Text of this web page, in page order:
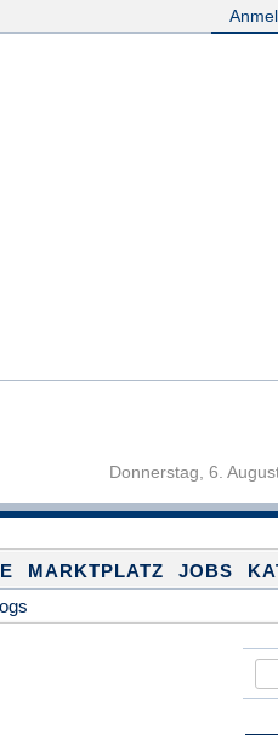
Donnerstag, 6.
MARKTPLATZ JOBS